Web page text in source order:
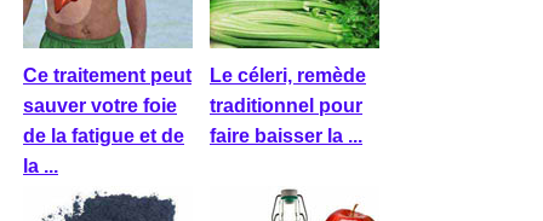
Ce traitement peut
sauver votre foie
de la fatigue et de
la ...
Le céleri, remède
traditionnel pour
faire baisser la ...